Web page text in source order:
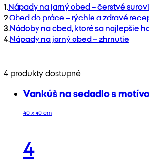
1.Nápady na jarný obed – čerstvé
2.Obed do práce – rýchle a zdravé
3.Nádoby na obed, ktoré sa najlepšie
4.Nápady na jarný obed – zhrnutie
4 produkty dostupné
Vankúš na sedadlo s
40 x 40 cm
4